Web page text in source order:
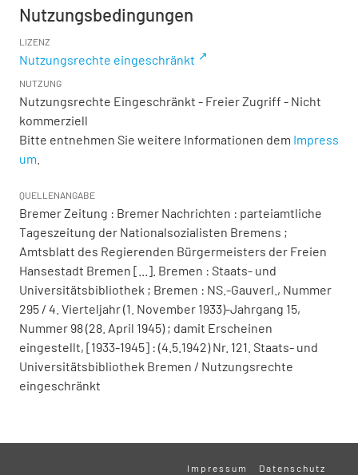
Nutzungsbedingungen
LIZENZ
Nutzungsrechte eingeschränkt
NUTZUNG
Nutzungsrechte Eingeschränkt - Freier Zugriff - Nicht
kommerziell
Bitte entnehmen Sie weitere Informationen dem Impress
um
QUELLENANGABE
Bremer Zeitung : Bremer Nachrichten : parteiamtliche
Tageszeitung der Nationalsozialisten Bremens ;
Amtsblatt des Regierenden Bürgermeisters der Freien
Hansestadt Bremen [...]. Bremen : Staats- und
Universitätsbibliothek ; Bremen : NS.-Gauverl., Nummer
295 / 4. Vierteljahr (1. November 1933)-Jahrgang 15,
Nummer 98 (28. April 1945) ; damit Erscheinen
eingestellt, [1933-1945] : (4.5.1942) Nr. 121. Staats- und
Universitätsbibliothek Bremen / Nutzungsrechte
eingeschränkt
Impressum Datenschutz